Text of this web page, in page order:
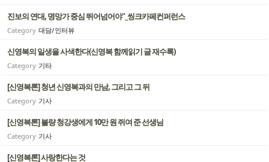
진보의 연대, 명망가 중심 뛰어넘어야"_씽크카페컨퍼런스
Category 대담/인터뷰
신영복의 일생을 사색한다(신영복 함께읽기 글 재수록)
Category 기타
[신영복론] 청년 신영복과의 만남, 그리고 그 뒤
Category 기사
[신영복론] 불량 청강생에게 10만 원 쥐여 준 선생님
Category 기사
[신영복론] 사랑한다는 것